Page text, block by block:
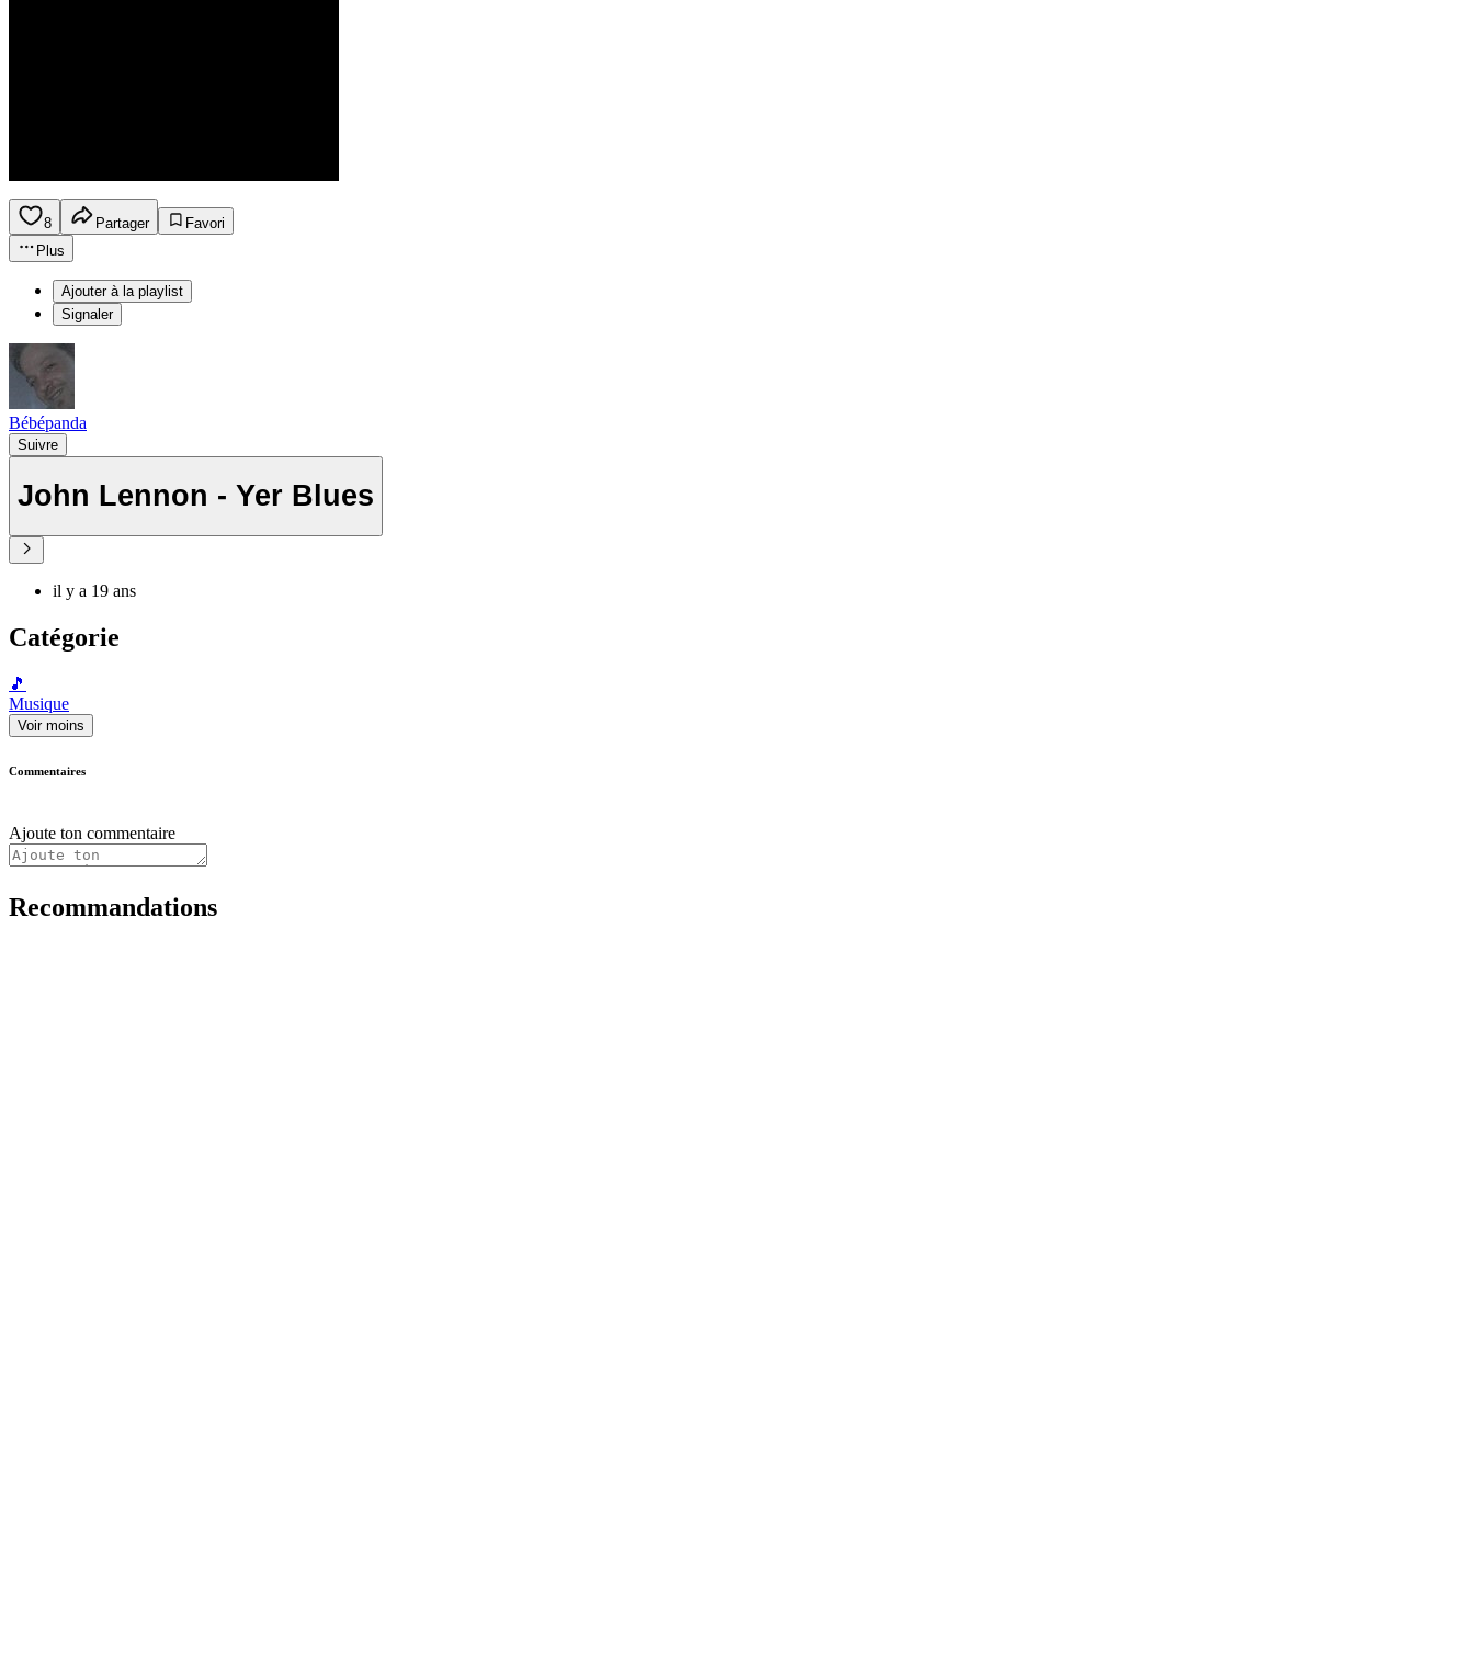
8 Partager
Favori
Plus
Ajouter à la playlist
Signaler
Bébépanda
Suivre
John Lennon - Yer Blues
il y a 19 ans
Catégorie
🎵
Musique
Voir moins
Commentaires
Ajoute ton commentaire
Recommandations